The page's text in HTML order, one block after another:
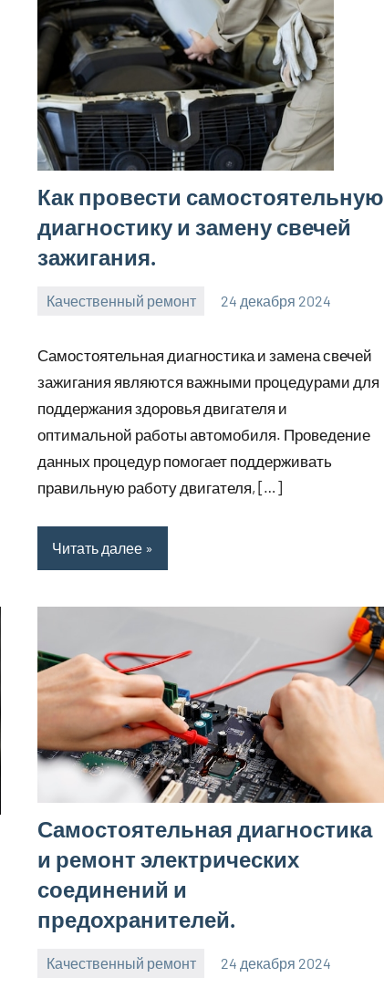
Как провести самостоятельную
диагностику и замену свечей
зажигания.
Качественный ремонт 24 декабря 2024
Самостоятельная диагностика и замена свечей
зажигания являются важными процедурами для
поддержания здоровья двигателя и
оптимальной работы автомобиля. Проведение
данных процедур помогает поддерживать
правильную работу двигателя, […]
Читать далее
Самостоятельная диагностика
и ремонт электрических
соединений и
предохранителей.
Качественный ремонт 24 декабря 2024